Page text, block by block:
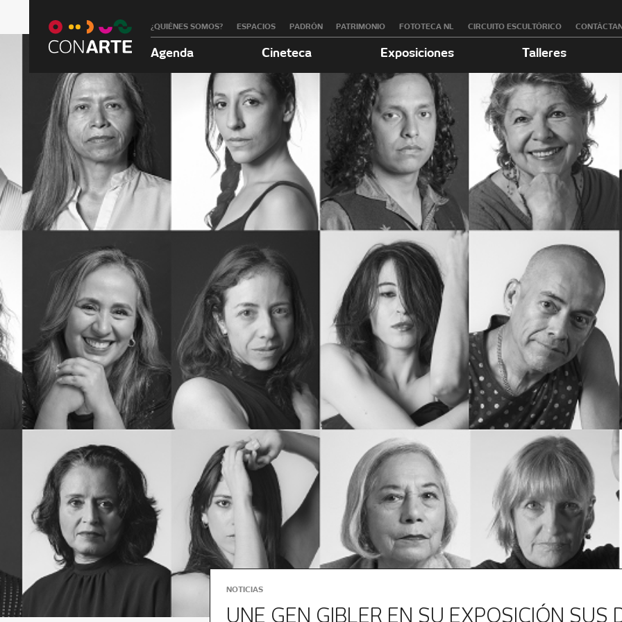
¿QUIÉNES SOMOS? ESPACIOS PADRÓN PATRIMONIO FOTOTECA NL CIRCUITO ESCULTÓRICO
Agenda Cineteca Exposiciones Talleres
NOTICIAS
UNE GEN GIBLER EN SU EXPOSICIÓN SUS